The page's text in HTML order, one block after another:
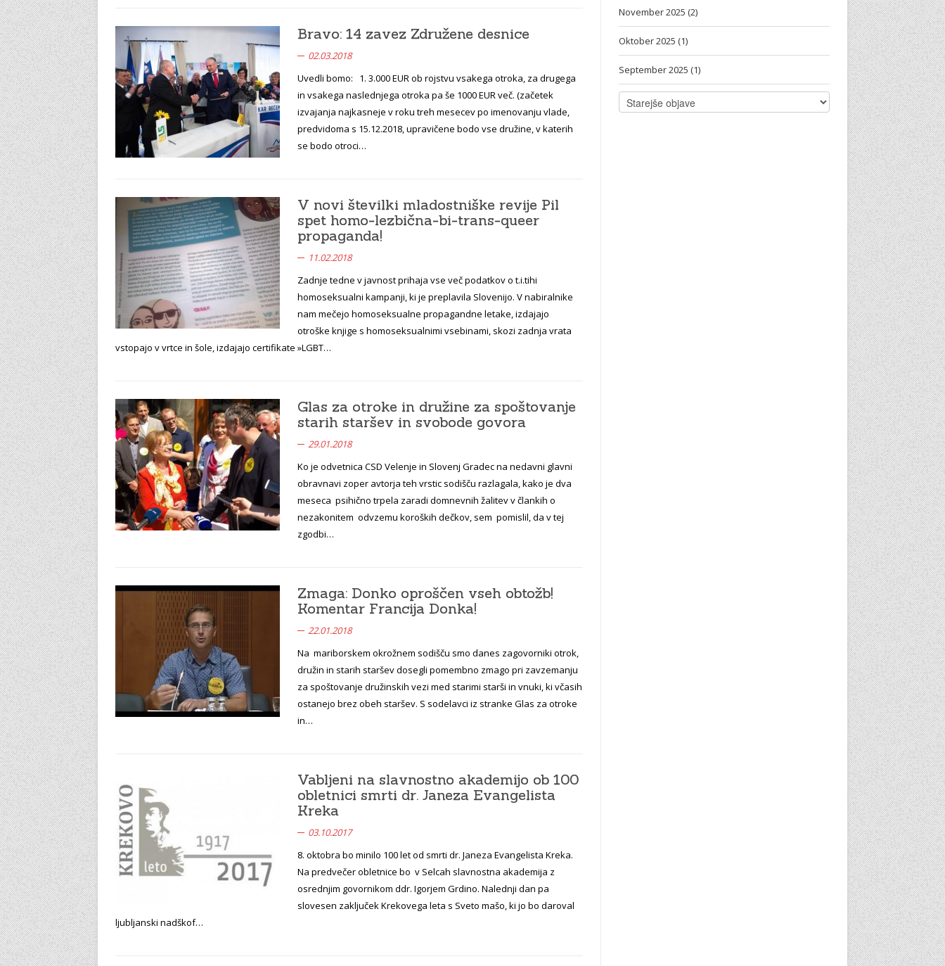
Bravo: 14 zavez Združene desnice
02.03.2018
Uvedli bomo: 1. 3.000 EUR ob rojstvu vsakega otroka, za drugega
in vsakega naslednjega otroka pa še 1000 EUR več. (začetek
izvajanja najkasneje v roku treh mesecev po imenovanju vlade,
predvidoma s 15.12.2018, upravičene bodo vse družine, v katerih
se bodo otroci…
V novi številki mladostniške revije Pil
spet homo-lezbična-bi-trans-queer
propaganda!
11.02.2018
Zadnje tedne v javnost prihaja vse več podatkov o t.i.tihi
homoseksualni kampanji, ki je preplavila Slovenijo. V nabiralnike
nam mečejo homoseksualne propagandne letake, izdajajo
otroške knjige s homoseksualnimi vsebinami, skozi zadnja vrata
vstopajo v vrtce in šole, izdajajo certifikate »LGBT…
Glas za otroke in družine za spoštovanje
starih staršev in svobode govora
29.01.2018
Ko je odvetnica CSD Velenje in Slovenj Gradec na nedavni glavni
obravnavi zoper avtorja teh vrstic sodišču razlagala, kako je dva
meseca psihično trpela zaradi domnevnih žalitev v člankih o
nezakonitem odvzemu koroških dečkov, sem pomislil, da v tej
zgodbi…
Zmaga: Donko oproščen vseh obtožb!
Komentar Francija Donka!
22.01.2018
Na mariborskem okrožnem sodišču smo danes zagovorniki otrok,
družin in starih staršev dosegli pomembno zmago pri zavzemanju
za spoštovanje družinskih vezi med starimi starši in vnuki, ki včasih
ostanejo brez obeh staršev. S sodelavci iz stranke Glas za otroke
in…
Vabljeni na slavnostno akademijo ob 100
obletnici smrti dr. Janeza Evangelista
Kreka
03.10.2017
8. oktobra bo minilo 100 let od smrti dr. Janeza Evangelista Kreka.
Na predvečer obletnice bo v Selcah slavnostna akademija z
osrednjim govornikom ddr. Igorjem Grdino. Nalednji dan pa
slovesen zaključek Krekovega leta s Sveto mašo, ki jo bo daroval
ljubljanski nadškof…
November 2025 (2)
Oktober 2025 (1)
September 2025 (1)